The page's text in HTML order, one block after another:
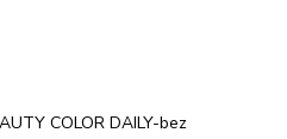
COLOR DAILY-bez